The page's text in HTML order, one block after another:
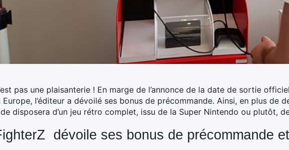
pas une plaisanterie ! En marge de l’annonce de la date de sortie
Europe, l’éditeur a dévoilé ses bonus de précommande. Ainsi, en plus de
disposera d’un jeu rétro complet, issu de la Super Nintendo ou plutôt,
dévoile ses bonus de précommande